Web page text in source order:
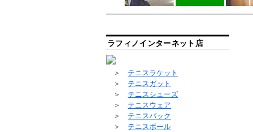
ラフィノインターネット店
＞ テニスラケット
＞ テニスガット
＞ テニスシューズ
＞ テニスウェア
＞ テニスバック
＞ テニスボール